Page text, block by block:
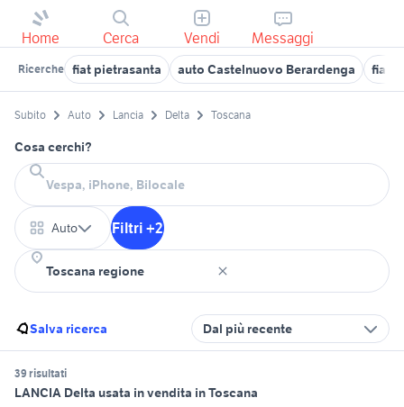
Home Cerca Vendi Messaggi
Ricerche fiat pietrasanta auto Castelnuovo Berardenga fiat
Subito Auto Lancia Delta Toscana
Cosa cerchi?
Auto Filtri +2
Salva ricerca Dal più recente
39 risultati
LANCIA Delta usata in vendita in Toscana